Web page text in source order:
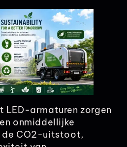
LED-armaturen zorgen
onmiddellijke
de CO2-uitstoot,